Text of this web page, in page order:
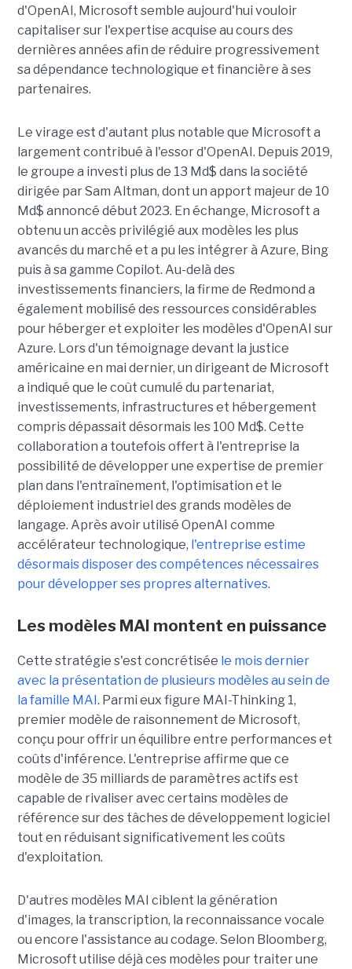
d'OpenAI, Microsoft semble aujourd'hui vouloir
capitaliser sur l'expertise acquise au cours des
dernières années afin de réduire progressivement
sa dépendance technologique et financière à ses
partenaires.
Le virage est d'autant plus notable que Microsoft a
largement contribué à l'essor d'OpenAI. Depuis 2019,
le groupe a investi plus de 13 Md$ dans la société
dirigée par Sam Altman, dont un apport majeur de 10
Md$ annoncé début 2023. En échange, Microsoft a
obtenu un accès privilégié aux modèles les plus
avancés du marché et a pu les intégrer à Azure, Bing
puis à sa gamme Copilot. Au-delà des
investissements financiers, la firme de Redmond a
également mobilisé des ressources considérables
pour héberger et exploiter les modèles d'OpenAI sur
Azure. Lors d'un témoignage devant la justice
américaine en mai dernier, un dirigeant de Microsoft
a indiqué que le coût cumulé du partenariat,
investissements, infrastructures et hébergement
compris dépassait désormais les 100 Md$. Cette
collaboration a toutefois offert à l'entreprise la
possibilité de développer une expertise de premier
plan dans l'entraînement, l'optimisation et le
déploiement industriel des grands modèles de
langage. Après avoir utilisé OpenAI comme
accélérateur technologique, l'entreprise estime
désormais disposer des compétences nécessaires
pour développer ses propres alternatives.
Les modèles MAI montent en puissance
Cette stratégie s'est concrétisée le mois dernier
avec la présentation de plusieurs modèles au sein de
la famille MAI . Parmi eux figure MAI-Thinking 1,
premier modèle de raisonnement de Microsoft,
conçu pour offrir un équilibre entre performances et
coûts d'inférence. L'entreprise affirme que ce
modèle de 35 milliards de paramètres actifs est
capable de rivaliser avec certains modèles de
référence sur des tâches de développement logiciel
tout en réduisant significativement les coûts
d'exploitation.
D'autres modèles MAI ciblent la génération
d'images, la transcription, la reconnaissance vocale
ou encore l'assistance au codage. Selon Bloomberg,
Microsoft utilise déjà ces modèles pour traiter une